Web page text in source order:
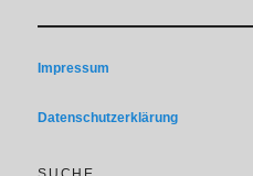
Impressum
Datenschutzerklärung